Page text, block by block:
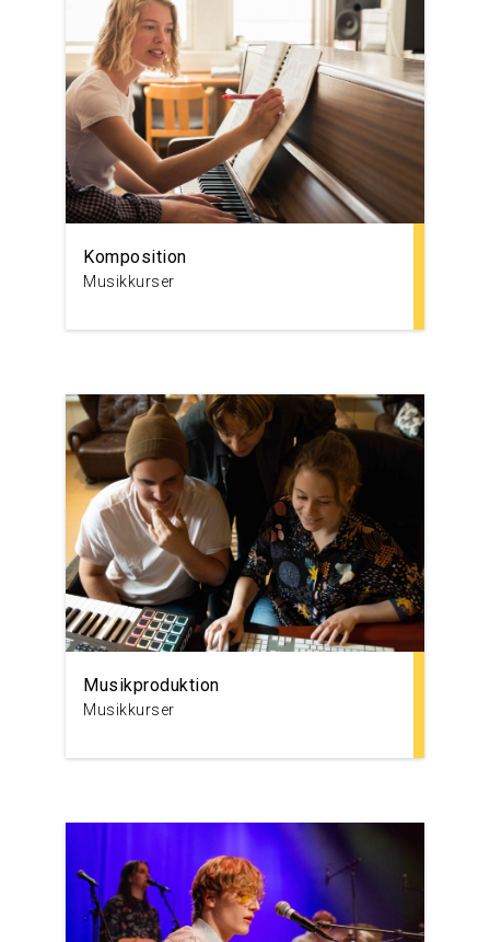
Komposition
Musikkurser
Musikproduktion
Musikkurser